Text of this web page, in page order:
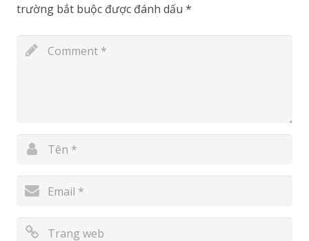
trường bắt buộc được đánh dấu *